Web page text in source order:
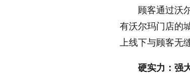
顾客通过沃
有沃尔玛门店的
上线下与顾客无
硬实力：强